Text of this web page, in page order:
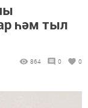
һәм тыл
864 0 0